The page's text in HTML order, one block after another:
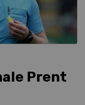
Prent